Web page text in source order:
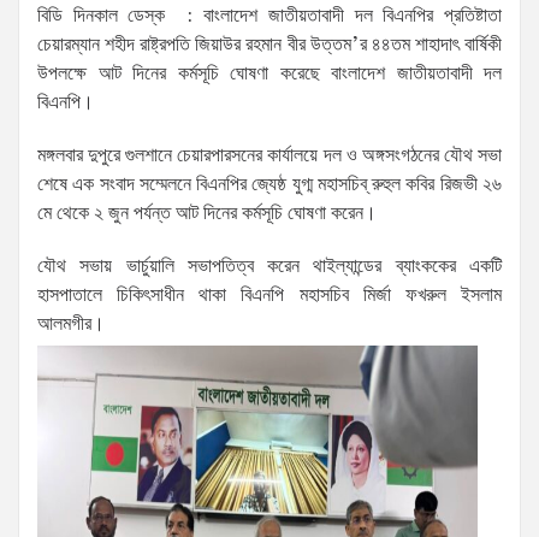
বিডি দিনকাল ডেস্ক : বাংলাদেশ জাতীয়তাবাদী দল বিএনপির প্রতিষ্টাতা
চেয়ারম্যান শহীদ রাষ্ট্রপতি জিয়াউর রহমান বীর উত্তম’র ৪৪তম শাহাদাৎ বার্ষিকী
উপলক্ষে আট দিনের কর্মসূচি ঘোষণা করেছে বাংলাদেশ জাতীয়তাবাদী দল
বিএনপি।
মঙ্গলবার দুপুরে গুলশানে চেয়ারপারসনের কার্যালয়ে দল ও অঙ্গসংগঠনের যৌথ সভা
শেষে এক সংবাদ সম্মেলনে বিএনপির জ্যেষ্ঠ যুগ্ম মহাসচিব্ রুহুল কবির রিজভী ২৬
মে থেকে ২ জুন পর্যন্ত আট দিনের কর্মসূচি ঘোষণা করেন।
যৌথ সভায় ভার্চুয়ালি সভাপতিত্ব করেন থাইল্যান্ডের ব্যাংককের একটি
হাসপাতালে চিকিৎসাধীন থাকা বিএনপি মহাসচিব মির্জা ফখরুল ইসলাম
আলমগীর।